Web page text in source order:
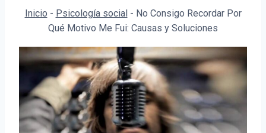
Inicio - Psicología social- No Consigo Recordar Por
Qué Motivo Me Fui: Causas y Soluciones